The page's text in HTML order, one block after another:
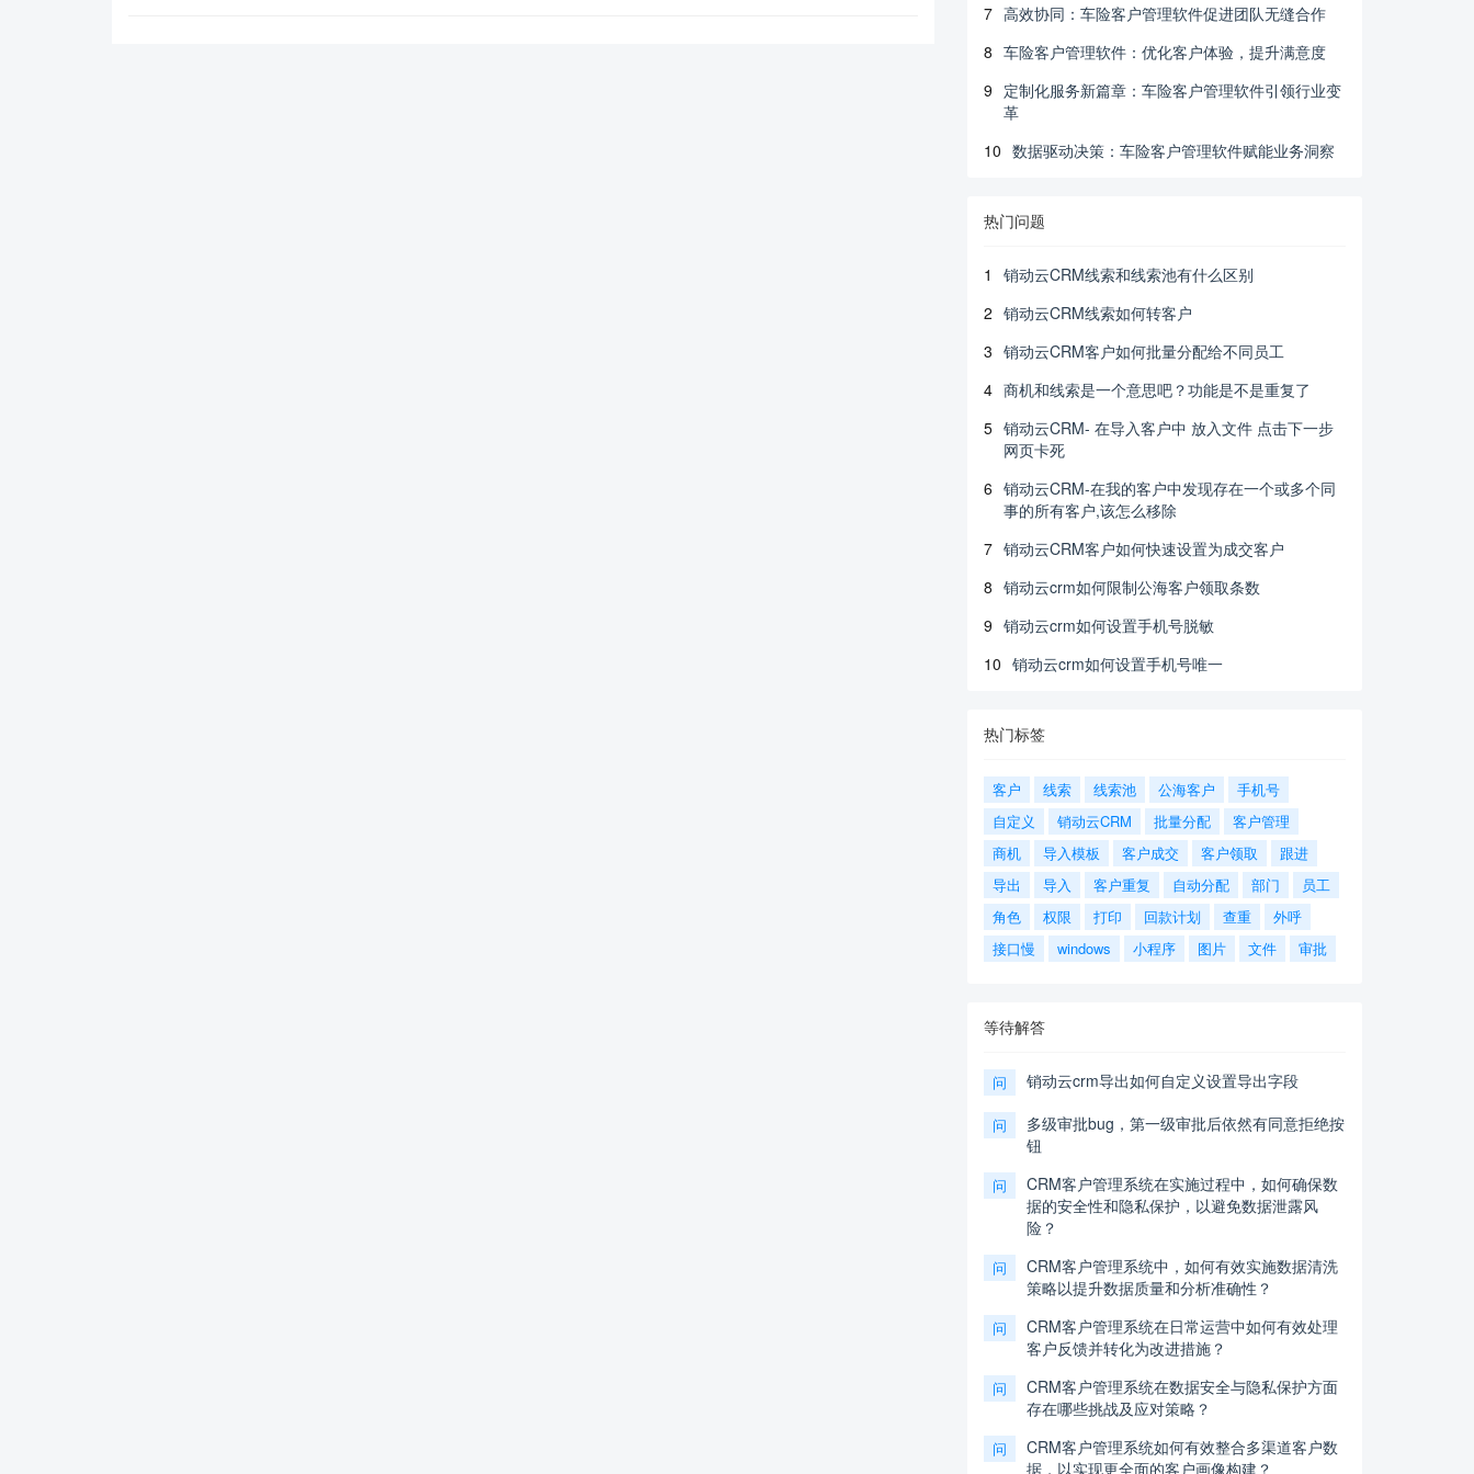
7 高效协同：车险客户管理软件促进团队无缝合作
8 车险客户管理软件：优化客户体验，提升满意度
9 定制化服务新篇章：车险客户管理软件引领行业变
革
10 数据驱动决策：车险客户管理软件赋能业务洞察
热门问题
1
销动云CRM线索和线索池有什么区别
2 销动云CRM线索如何转客户
3 销动云CRM客户如何批量分配给不同员工
4 商机和线索是一个意思吧？功能是不是重复了
5 销动云CRM- 在导入客户中 放入文件 点击下一步
网页卡死
6 销动云CRM-在我的客户中发现存在一个或多个同
事的所有客户,该怎么移除
7 销动云CRM客户如何快速设置为成交客户
8 销动云crm如何限制公海客户领取条数
9 销动云crm如何设置手机号脱敏
10 销动云crm如何设置手机号唯一
热门标签
客户 线索 线索池 公海客户
手机号
自定义
销动云CRM 批量分配
客户管理
商机
导入模板 客户成交 客户领取
跟进
导出
导入 客户重复 自动分配 部门
员工
角色
权限 打印 回款计划 查重
外呼
接口慢
windows 小程序 图片 文件 审批
等待解答
问 销动云crm导出如何自定义设置导出字段
问
多级审批bug，第一级审批后依然有同意拒绝按
钮
问
CRM客户管理系统在实施过程中，如何确保数
据的安全性和隐私保护，以避免数据泄露风
险？
问
CRM客户管理系统中，如何有效实施数据清洗
策略以提升数据质量和分析准确性？
问
CRM客户管理系统在日常运营中如何有效处理
客户反馈并转化为改进措施？
问
CRM客户管理系统在数据安全与隐私保护方面
存在哪些挑战及应对策略？
问
CRM客户管理系统如何有效整合多渠道客户数
据，以实现更全面的客户画像构建？